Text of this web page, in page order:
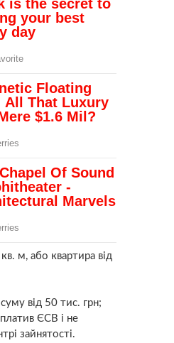
м, або квартира від
від 50 тис. грн;
ЄСВ і не
зайнятості.